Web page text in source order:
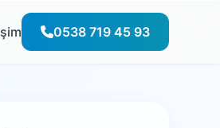
0538 719 45 93